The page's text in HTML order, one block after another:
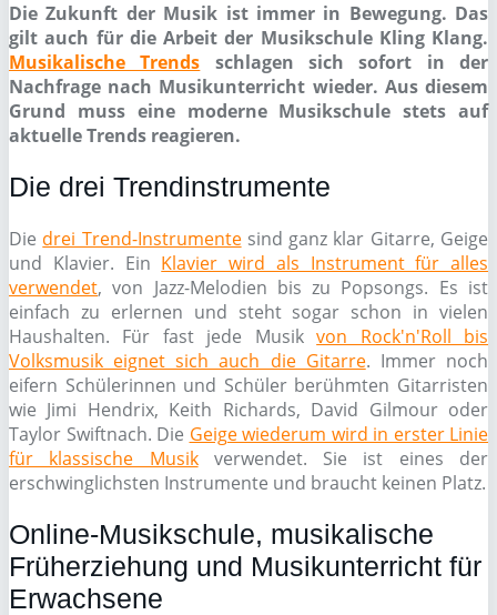
Die Zukunft der Musik ist immer in Bewegung. Das
gilt auch für die Arbeit der Musikschule Kling Klang.
Musikalische Trends schlagen sich sofort in der
Nachfrage nach Musikunterricht wieder. Aus diesem
Grund muss eine moderne Musikschule stets auf
aktuelle Trends reagieren.
Die drei Trendinstrumente
Die drei Trend-Instrumentesind ganz klar Gitarre, Geige
und Klavier. Ein Klavier wird als Instrument für alles
verwendet, von Jazz-Melodien bis zu Popsongs. Es ist
einfach zu erlernen und steht sogar schon in vielen
Haushalten. Für fast jede Musikvon Rock'n'Roll bis
Volksmusik eignet sich auch die Gitarre. Immer noch
eifern Schülerinnen und Schüler berühmten Gitarristen
wie Jimi Hendrix, Keith Richards, David Gilmour oder
Taylor Swiftnach. Die Geige wiederum wird in erster Linie
für klassische Musikverwendet. Sie ist eines der
erschwinglichsten Instrumente und braucht keinen Platz.
Online-Musikschule, musikalische
Früherziehung und Musikunterricht für
Erwachsene